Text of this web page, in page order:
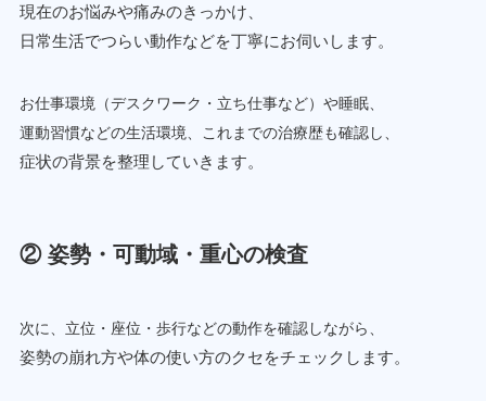
現在のお悩みや痛みのきっかけ、
日常生活でつらい動作などを丁寧にお伺いします。
お仕事環境（デスクワーク・立ち仕事など）や睡眠、
運動習慣などの生活環境、これまでの治療歴も確認し、
症状の背景を整理していきます。
② 姿勢・可動域・重心の検査
次に、立位・座位・歩行などの動作を確認しながら、
姿勢の崩れ方や体の使い方のクセをチェックします。